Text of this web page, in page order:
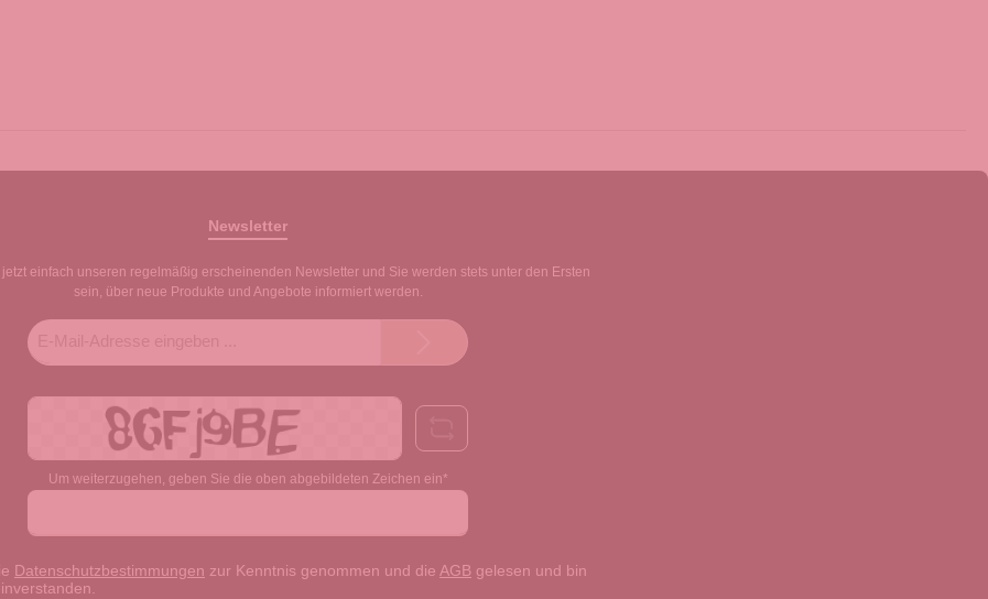
Newsletter
einfach unseren regelmäßig erscheinenden Newsletter und Sie werden stets unter den Ersten
sein, über neue Produkte und Angebote informiert werden.
Adresse*
Um weiterzugehen, geben Sie die oben abgebildeten Zeichen ein*
Datenschutzbestimmungen zur Kenntnis genommen und die AGB gelesen und bin